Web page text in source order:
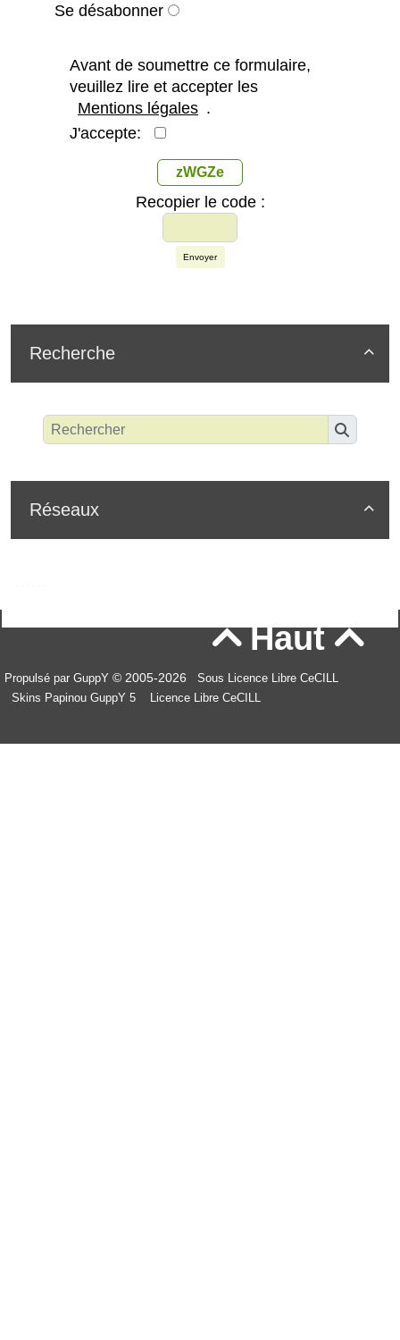
Se désabonner
Avant de soumettre ce formulaire,
veuillez lire et accepter les
Mentions légales .
J'accepte:
zWGZe
Recopier le code :
Envoyer

Recherche

Réseaux
Haut
Propulsé par GuppY © 2005-2026
Sous Licence Libre CeCILL
Skins Papinou GuppY 5
Licence Libre CeCILL